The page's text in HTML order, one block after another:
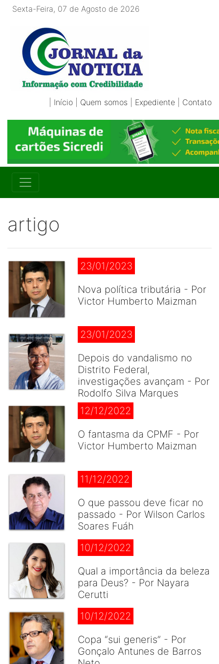
Sexta-Feira, 07 de Agosto de 2026
Início Quem somos Expediente Contato
artigo
23/01/2023
Nova política tributária - Por
Victor Humberto Maizman
23/01/2023
Depois do vandalismo no
Distrito Federal,
investigações avançam - Por
Rodolfo Silva Marques
12/12/2022
O fantasma da CPMF - Por
Victor Humberto Maizman
11/12/2022
O que passou deve ficar no
passado - Por Wilson Carlos
Soares Fuáh
10/12/2022
Qual a importância da beleza
para Deus? - Por Nayara
Cerutti
10/12/2022
Copa “sui generis” - Por
Gonçalo Antunes de Barros